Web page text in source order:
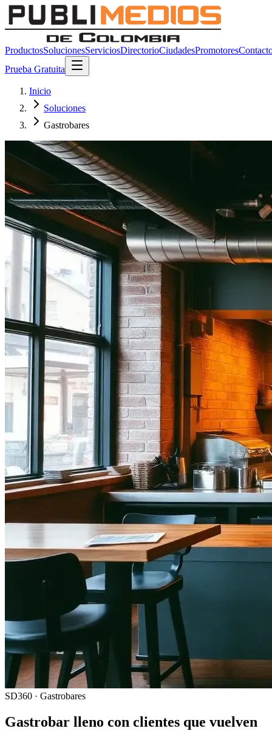
ProductosSolucionesServiciosDirectorioCiudadesPromotores
Prueba Gratuita
Inicio
Soluciones
Gastrobares
SD360 · Gastrobares
Gastrobar lleno con clientes que vuelven